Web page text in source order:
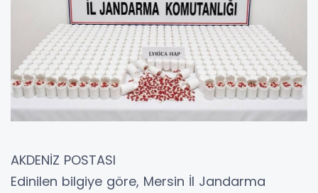
AKDENİZ POSTASI
Edinilen bilgiye göre, Mersin İl Jandarma